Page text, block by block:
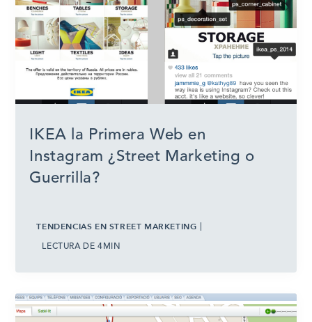
IKEA la Primera Web en
Instagram ¿Street Marketing o
Guerrilla?
TENDENCIAS EN STREET MARKETING
LECTURA DE 4MIN